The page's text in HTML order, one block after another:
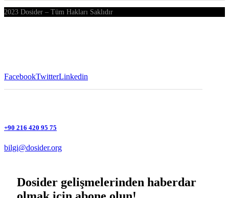
2023 Dosider – Tüm Hakları Saklıdır
FacebookTwitterLinkedin
+90 216 420 95 75
bilgi@dosider.org
Dosider gelişmelerinden haberdar